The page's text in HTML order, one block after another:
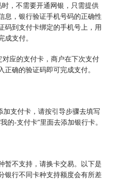
，不需要开通网银，只需提供
息，银行验证手机号码的正确性
码到支付卡绑定的手机号上，用
支付。
对应的支付卡，商户在下次支付
确的验证码即可完成支付。
加支付卡，请按引导步骤去填写
的-支付卡”里面去添加银行卡。
暂不支持，请换卡交易。以下是
银行不同卡种支持额度会有所差